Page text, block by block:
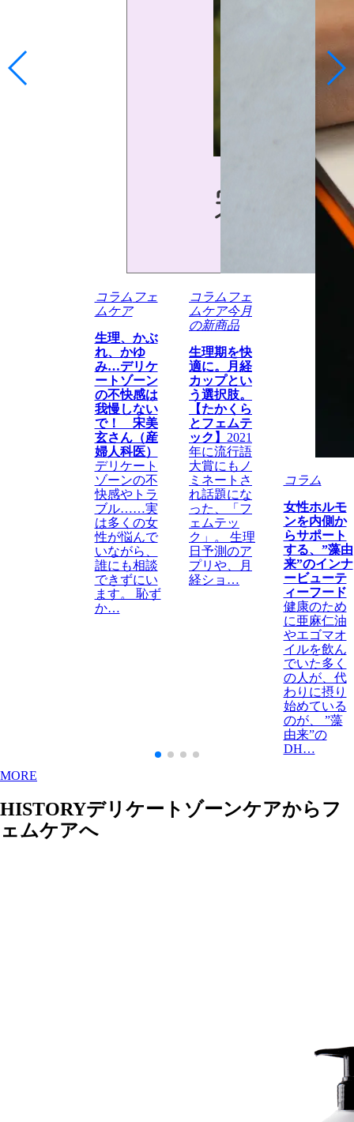
コラム フェ
ムケア
生理、かぶ
れ、かゆ
み…デリケ
ートゾーン
の不快感は
我慢しない
で！ 宋美
玄さん（産
婦人科医）
デリケート
ゾーンの不
快感やトラ
ブル……実
は多くの女
性が悩んで
いながら、
誰にも相談
できずにい
ます。 恥ず
か…
コラム フェ
ムケア今月
の新商品
生理期を快
適に。月経
カップとい
う選択肢。
【たかくら
とフェムテ
ック】 2021
年に流行語
大賞にもノ
ミネートさ
れ話題にな
った、「フ
ェムテッ
ク」。 生理
日予測のア
プリや、月
経ショ…
コラム
女性ホルモ
ンを内側か
らサポート
する、”藻由
来”のインナ
ービューテ
ィーフード
健康のため
に亜麻仁油
やエゴマオ
イルを飲ん
でいた多く
の人が、代
わりに摂り
始めている
のが、 ”藻
由来”の
DH…
MORE
HISTORYデリケートゾーンケアからフ
ェムケアへ